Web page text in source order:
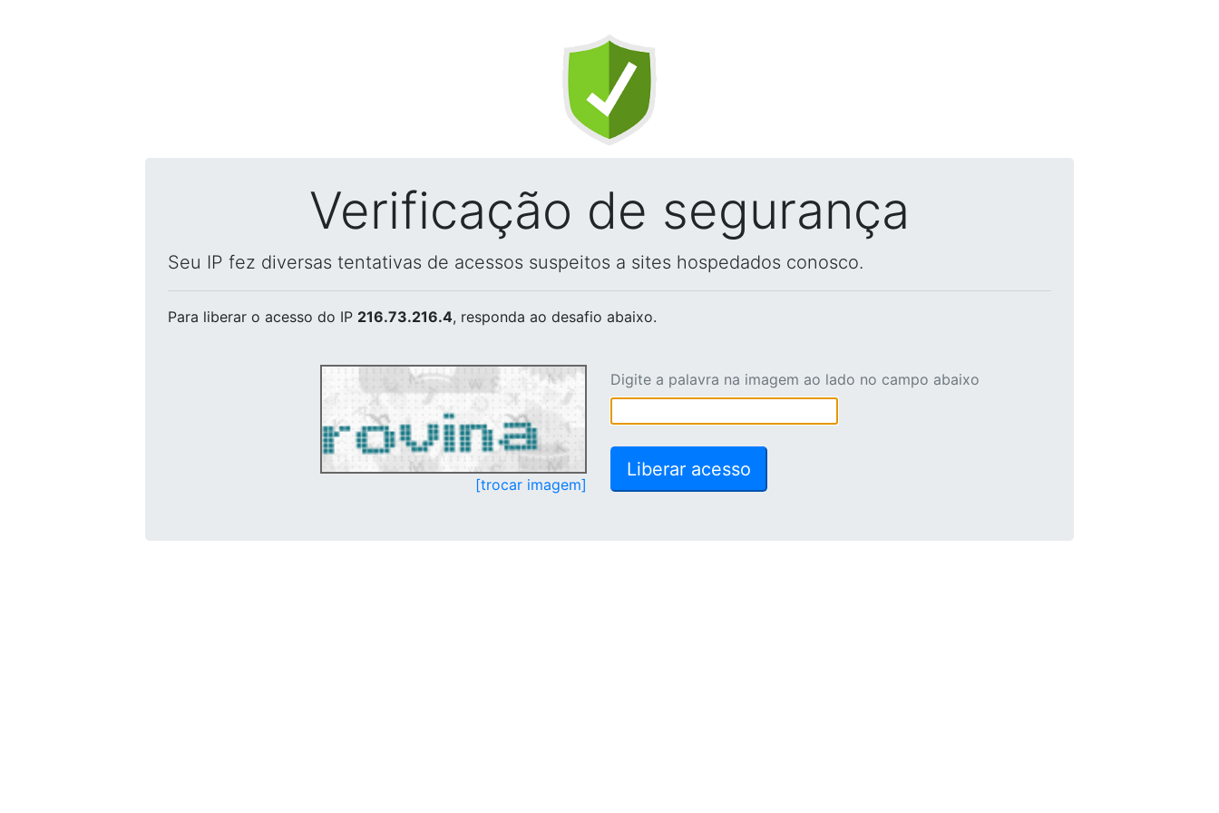
Verificação de segurança
Seu IP fez diversas tentativas de acessos suspeitos a sites hospedados conosco.
Para liberar o acesso do IP 216.73.216.4, responda ao desafio abaixo.
[trocar imagem]
Digite a palavra na imagem ao lado no campo abaixo